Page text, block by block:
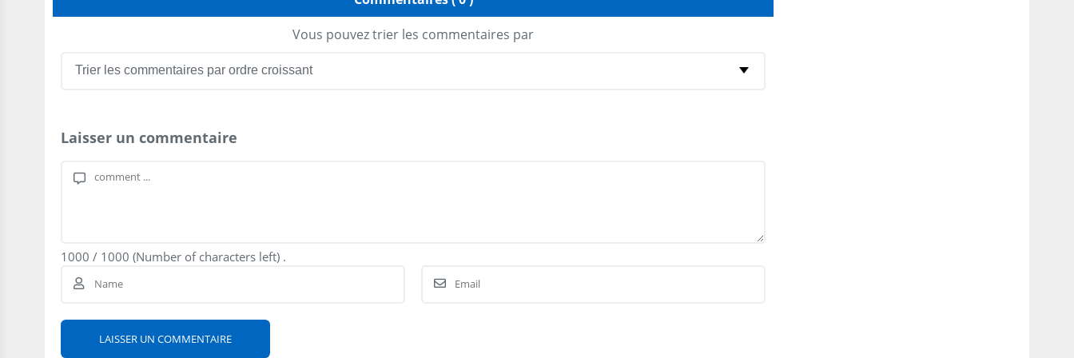
Vous pouvez trier les commentaires par
Laisser un commentaire
1000 / 1000 (Number of characters left) .